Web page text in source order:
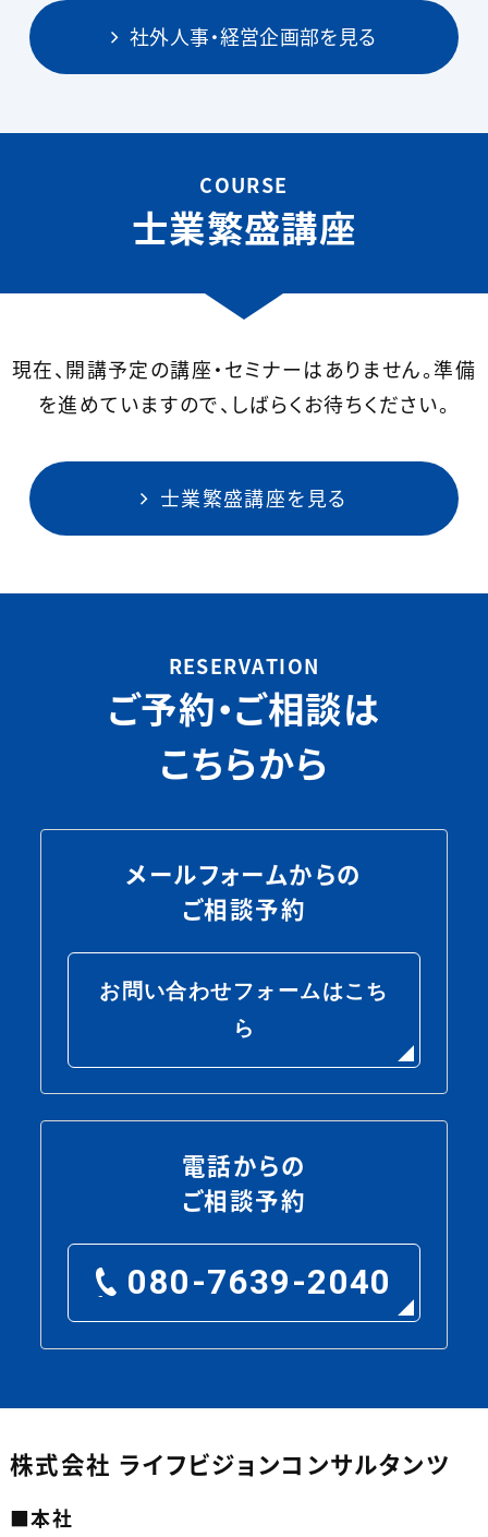
社外人事・経営企画部を見る
COURSE
士業繁盛講座
現在、開講予定の講座・セミナーはありません。準備
を進めていますので、しばらくお待ちください。
士業繁盛講座を見る
RESERVATION
ご予約・ご相談は
こちらから
メールフォームからの
ご相談予約
お問い合わせフォームはこち
ら
電話からの
ご相談予約
080-7639-2040
株式会社 ライフビジョンコンサルタンツ
■本社